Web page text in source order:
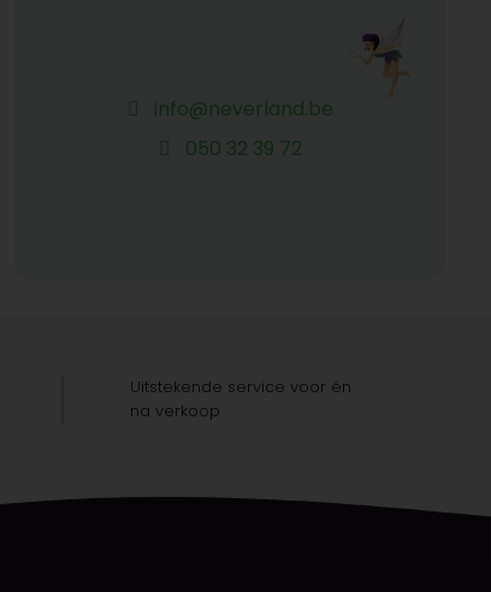
info@neverland.be
050 32 39 72
Uitstekende service voor én
na verkoop